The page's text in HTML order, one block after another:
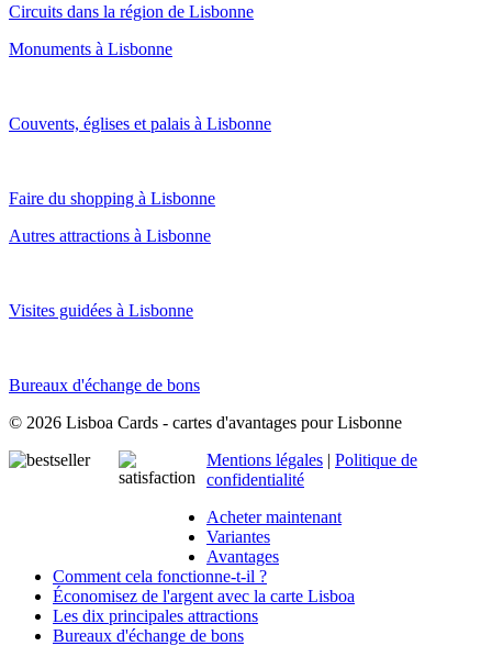
Circuits dans la région de Lisbonne
Monuments à Lisbonne
Couvents, églises et palais à Lisbonne
Faire du shopping à Lisbonne
Autres attractions à Lisbonne
Visites guidées à Lisbonne
Bureaux d'échange de bons
© 2026 Lisboa Cards - cartes d'avantages pour Lisbonne
Mentions légales | Politique de
confidentialité
Acheter maintenant
Variantes
Avantages
Comment cela fonctionne-t-il ?
Économisez de l'argent avec la carte Lisboa
Les dix principales attractions
Bureaux d'échange de bons